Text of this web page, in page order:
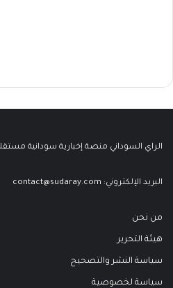
الراي السوداني منصة إخبارية سودانية
البريد الإلكتروني: contact@sudaray.com
من نحن
هيئة التحرير
سياسة النشر والتصحيح
سياسة لخصوصية